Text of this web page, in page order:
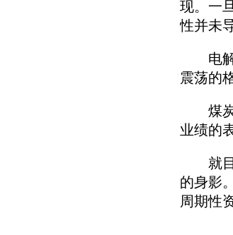
现。一
性并未
电解
震荡的
煤炭
业绩的
就目
的身影
周期性